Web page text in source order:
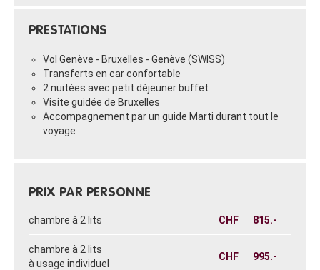
PRESTATIONS
Vol Genève - Bruxelles - Genève (SWISS)
Transferts en car confortable
2 nuitées avec petit déjeuner buffet
Visite guidée de Bruxelles
Accompagnement par un guide Marti durant tout le
voyage
PRIX PAR PERSONNE
chambre à 2 lits CHF 815.-
chambre à 2 lits
à usage individuel
CHF 995.-